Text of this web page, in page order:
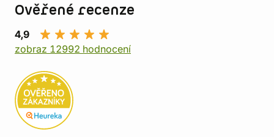
Ověřené recenze
4,9
zobraz 12992 hodnocení